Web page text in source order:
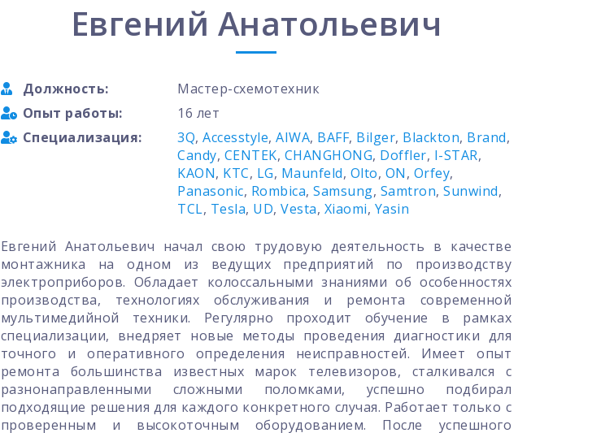
Евгений Анатольевич
Должность:
Мастер-схемотехник
Опыт работы:
16 лет
Специализация:
3Q,Accesstyle,AIWA, BAFF, Bilger, Blackton, Brand,
Candy, CENTEK, CHANGHONG, Doffler, I-STAR,
KAON, KTC, LG, Maunfeld, Olto, ON, Orfey,
Panasonic, Rombica,Samsung, Samtron,Sunwind,
TCL, Tesla, UD,Vesta, Xiaomi, Yasin
Евгений Анатольевич начал свою трудовую деятельность в качестве
монтажника на одном из ведущих предприятий по производству
электроприборов. Обладает колоссальными знаниями об особенностях
производства, технологиях обслуживания и ремонта современной
мультимедийной техники. Регулярно проходит обучение в рамках
специализации, внедряет новые методы проведения диагностики для
точного и оперативного определения неисправностей. Имеет опыт
ремонта большинства известных марок телевизоров, сталкивался с
разнонаправленными сложными поломками, успешно подбирал
подходящие решения для каждого конкретного случая. Работает только с
проверенным и высокоточным оборудованием. После успешного